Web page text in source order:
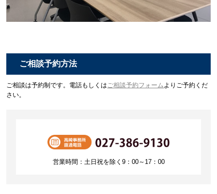
ご相談予約方法
ご相談は予約制です。電話もしくは ご相談予約フォーム よりご予約くだ
さい。
営業時間：土日祝を除く9：00～17：00